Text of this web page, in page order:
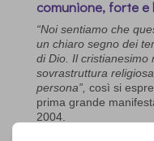
comunione, forte e
“Noi sentiamo che
un chiaro segno dei
di Dio. Il cristianesimo
sovrastruttura
persona”, così si
prima grande
2004.